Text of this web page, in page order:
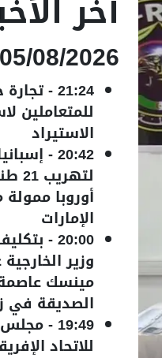
آخر
05/08/2026
21:24
-
للمتعاملين
الاستيراد
20:42
-
أوروبا
الإمارات
20:00
-
وزير
مينسك
الصديقة في
19:49
-مجلس
للاتحاد